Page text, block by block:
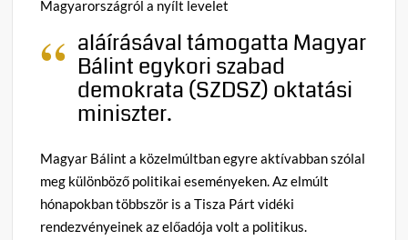
Magyarországról a nyílt levelet
aláírásával támogatta Magyar
Bálint egykori szabad
demokrata (SZDSZ) oktatási
miniszter.
Magyar Bálint a közelmúltban egyre aktívabban szólal
meg különböző politikai eseményeken. Az elmúlt
hónapokban többször is a Tisza Párt vidéki
rendezvényeinek az előadója volt a politikus.